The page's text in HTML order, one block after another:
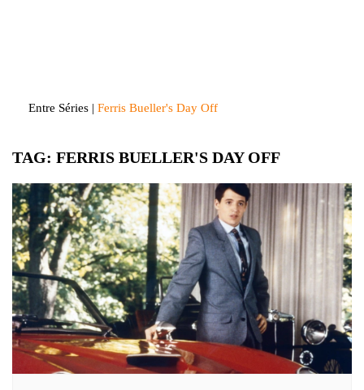
Entre Séries | Ferris Bueller's Day Off
TAG: FERRIS BUELLER'S DAY OFF